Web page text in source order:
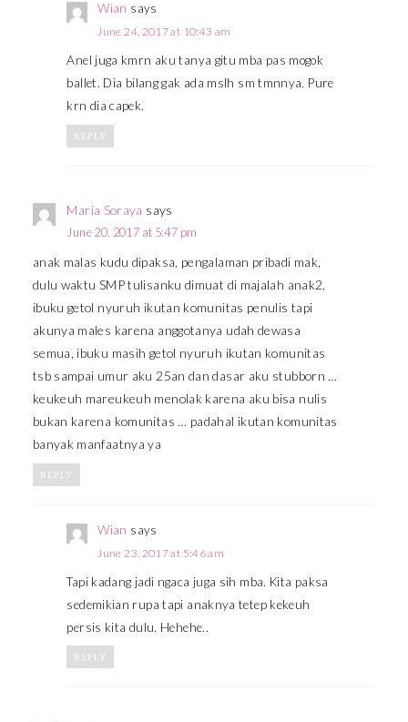
Wian says
June 24, 2017 at 10:43 am
Anel juga kmrn aku tanya gitu mba pas mogok
ballet. Dia bilang gak ada mslh sm tmnnya. Pure
krn dia capek.
REPLY
Maria Soraya says
June 20, 2017 at 5:47 pm
anak malas kudu dipaksa, pengalaman pribadi mak,
dulu waktu SMP tulisanku dimuat di majalah anak2,
ibuku getol nyuruh ikutan komunitas penulis tapi
akunya males karena anggotanya udah dewasa
semua, ibuku masih getol nyuruh ikutan komunitas
tsb sampai umur aku 25an dan dasar aku stubborn …
keukeuh mareukeuh menolak karena aku bisa nulis
bukan karena komunitas … padahal ikutan komunitas
banyak manfaatnya ya
REPLY
Wian says
June 23, 2017 at 5:46 am
Tapi kadang jadi ngaca juga sih mba. Kita paksa
sedemikian rupa tapi anaknya tetep kekeuh
persis kita dulu. Hehehe..
REPLY